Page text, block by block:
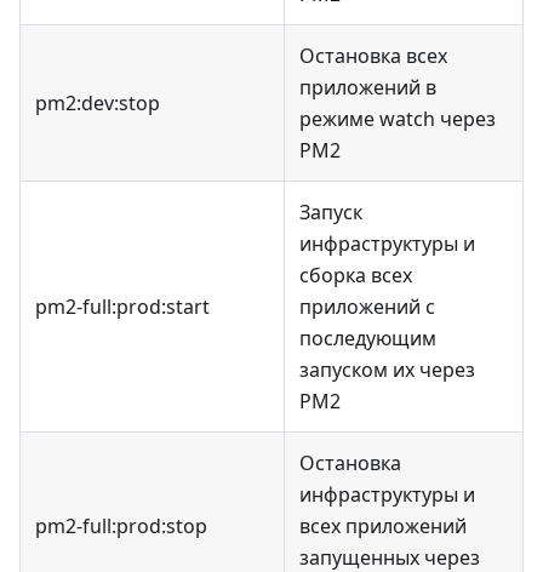
pm2:dev:stop
Остановка всех
приложений в
режиме watch через
PM2
pm2-full:prod:start
Запуск
инфраструктуры и
сборка всех
приложений с
последующим
запуском их через
PM2
pm2-full:prod:stop
Остановка
инфраструктуры и
всех приложений
запущенных через